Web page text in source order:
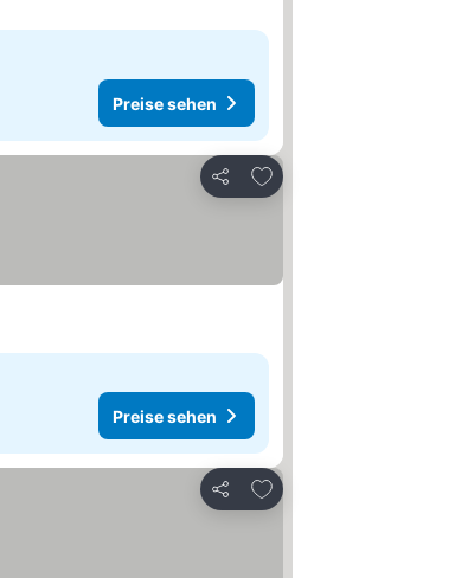
Preise sehen
Teilen
Zu Favoriten hinzufügen
Preise sehen
Teilen
Zu Favoriten hinzufügen